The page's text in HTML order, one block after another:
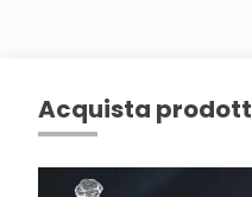
Acquista